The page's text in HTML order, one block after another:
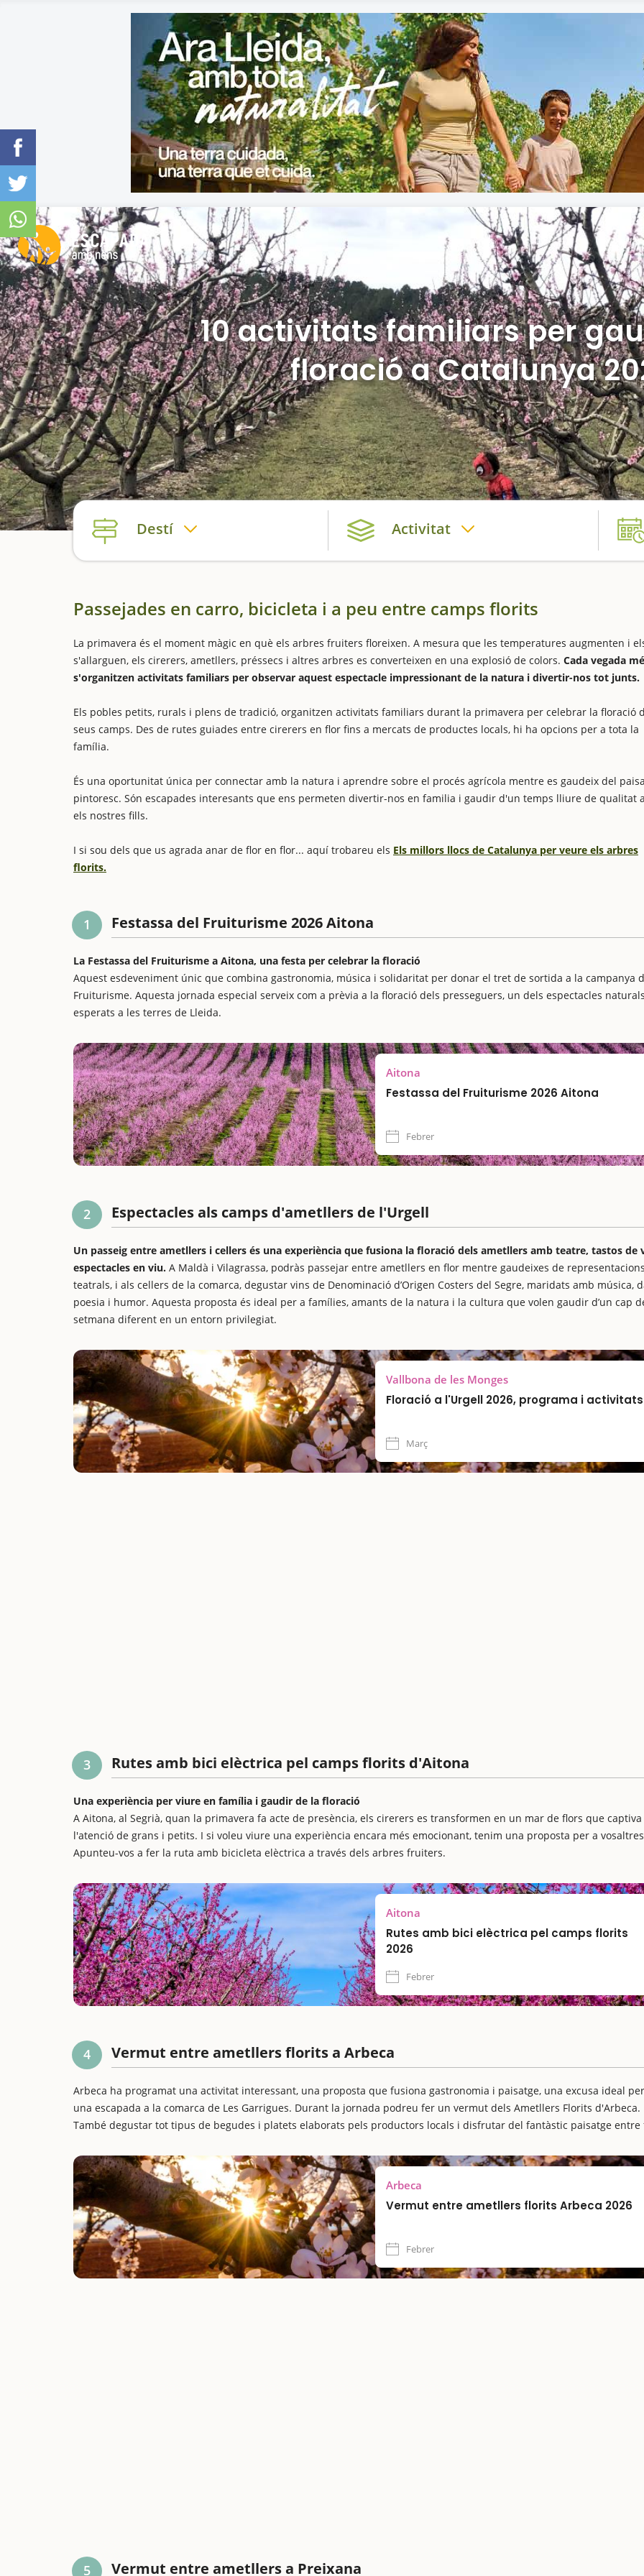
10 activitats familiars per
floració a Catalunya
Destí Activitat
Passejades en carro, bicicleta i a peu entre camps florits
La primavera és el moment màgic en què els arbres fruiters floreixen. A mesura que les temperatures augmenten i
s'allarguen, els cirerers, ametllers, préssecs i altres arbres es converteixen en una explosió de colors. Cada vegada
s'organitzen activitats familiars per observar aquest espectacle impressionant de la natura i divertir-nos tot junts.
Els pobles petits, rurals i plens de tradició, organitzen activitats familiars durant la primavera per celebrar la floració
seus camps. Des de rutes guiades entre cirerers en flor fins a mercats de productes locals, hi ha opcions per a tota la
família.
És una oportunitat única per connectar amb la natura i aprendre sobre el procés agrícola mentre es gaudeix del
pintoresc. Són escapades interesants que ens permeten divertir-nos en familia i gaudir d'un temps lliure de qualitat
els nostres fills.
I si sou dels que us agrada anar de flor en flor... aquí trobareu els Els millors llocs de Catalunya per veure els arbres
florits.
1 Festassa del Fruiturisme 2026 Aitona
La Festassa del Fruiturisme a Aitona, una festa per celebrar la floració
Aquest esdeveniment únic que combina gastronomia, música i solidaritat per donar el tret de sortida a la campanya
Fruiturisme. Aquesta jornada especial serveix com a prèvia a la floració dels presseguers, un dels espectacles
esperats a les terres de Lleida.
Aitona
Festassa del Fruiturisme 2026 Aitona
Febrer
2 Espectacles als camps d'ametllers de l'Urgell
Un passeig entre ametllers i cellers és una experiència que fusiona la floració dels ametllers amb teatre, tastos de
espectacles en viu. A Maldà i Vilagrassa, podràs passejar entre ametllers en flor mentre gaudeixes de
teatrals, i als cellers de la comarca, degustar vins de Denominació d’Origen Costers del Segre, maridats amb música,
poesia i humor. Aquesta proposta és ideal per a famílies, amants de la natura i la cultura que volen gaudir d’un cap
setmana diferent en un entorn privilegiat.
Vallbona de les Monges
Floració a l'Urgell 2026, programa i activitats
Març
3 Rutes amb bici elèctrica pel camps florits d'Aitona
Una experiència per viure en família i gaudir de la floració
A Aitona, al Segrià, quan la primavera fa acte de presència, els cirerers es transformen en un mar de flors que captiva
l'atenció de grans i petits. I si voleu viure una experiència encara més emocionant, tenim una proposta per a
Apunteu-vos a fer la ruta amb bicicleta elèctrica a través dels arbres fruiters.
Aitona
Rutes amb bici elèctrica pel camps florits
2026
Febrer
4 Vermut entre ametllers florits a Arbeca
Arbeca ha programat una activitat interessant, una proposta que fusiona gastronomia i paisatge, una excusa ideal
una escapada a la comarca de Les Garrigues. Durant la jornada podreu fer un vermut dels Ametllers Florits d'Arbeca.
També degustar tot tipus de begudes i platets elaborats pels productors locals i disfrutar del fantàstic paisatge
Arbeca
Vermut entre ametllers florits Arbeca 2026
Febrer
5 Vermut entre ametllers a Preixana